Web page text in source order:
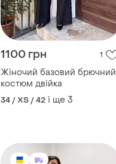
1100 грн 1
Жіночий базовий брючний
костюм двійка
34 / XS / 42 і ще 3